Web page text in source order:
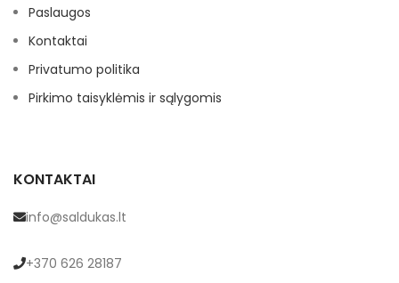
Paslaugos
Kontaktai
Privatumo politika
Pirkimo taisyklėmis ir sąlygomis
KONTAKTAI
info@saldukas.lt
+370 626 28187